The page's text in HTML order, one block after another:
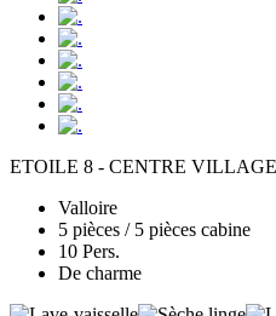
ETOILE 8 - CENTRE VILLAGE
Valloire
5 pièces / 5 pièces cabine
10 Pers.
De charme